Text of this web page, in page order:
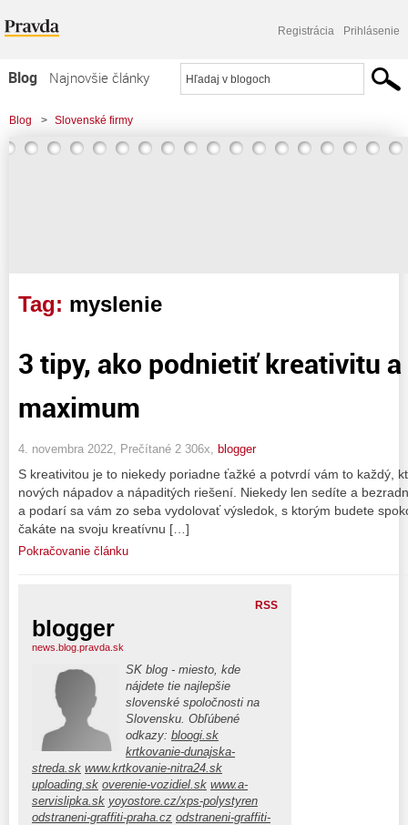
Registrácia Prihlásenie
Blog
Najnovšie články
Najčítanejšie články
Najkomentovanejšie články
Blog > Slovenské firmy
> 3 tipy, ako podnietiť kreativitu a využiť ju na maximum
Tag: myslenie
3 tipy, ako podnietiť kreativitu
maximum
4. novembra 2022, Prečítané 2 306x, blogger
S kreativitou je to niekedy poriadne ťažké a potvrdí vám to každý,
nových nápadov a nápaditých riešení. Niekedy len sedíte a
a podarí sa vám zo seba vydolovať výsledok, s ktorým budete
čakáte na svoju kreatívnu […]
Pokračovanie článku
RSS
blogger
news.blog.pravda.sk
SK blog - miesto, kde
nájdete tie najlepšie
slovenské spoločnosti na
Slovensku. Obľúbené
odkazy: bloogi.sk
krtkovanie-dunajska-
streda.sk www.krtkovanie-nitra24.sk
uploading.sk overenie-vozidiel.sk www.a-
servislipka.sk yoyostore.cz/xps-polystyren
odstraneni-graffiti-praha.cz odstraneni-graffiti-